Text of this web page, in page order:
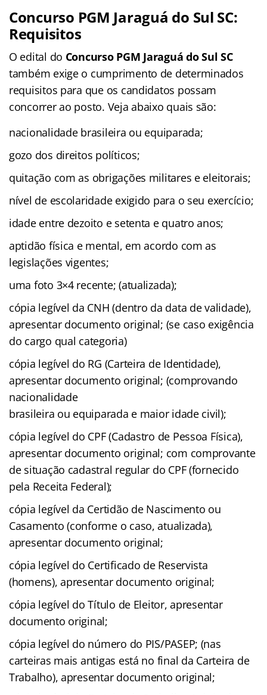
Concurso PGM Jaraguá do Sul SC:
Requisitos
O edital do Concurso PGM Jaraguá do Sul SC
também exige o cumprimento de determinados
requisitos para que os candidatos possam
concorrer ao posto. Veja abaixo quais são:
nacionalidade brasileira ou equiparada;
gozo dos direitos políticos;
quitação com as obrigações militares e eleitorais;
nível de escolaridade exigido para o seu exercício;
idade entre dezoito e setenta e quatro anos;
aptidão física e mental, em acordo com as
legislações vigentes;
uma foto 3×4 recente; (atualizada);
cópia legível da CNH (dentro da data de validade),
apresentar documento original; (se caso exigência
do cargo qual categoria)
cópia legível do RG (Carteira de Identidade),
apresentar documento original; (comprovando
nacionalidade
brasileira ou equiparada e maior idade civil);
cópia legível do CPF (Cadastro de Pessoa Física),
apresentar documento original; com comprovante
de situação cadastral regular do CPF (fornecido
pela Receita Federal);
cópia legível da Certidão de Nascimento ou
Casamento (conforme o caso, atualizada),
apresentar documento original;
cópia legível do Certificado de Reservista
(homens), apresentar documento original;
cópia legível do Título de Eleitor, apresentar
documento original;
cópia legível do número do PIS/PASEP; (nas
carteiras mais antigas está no final da Carteira de
Trabalho), apresentar documento original;